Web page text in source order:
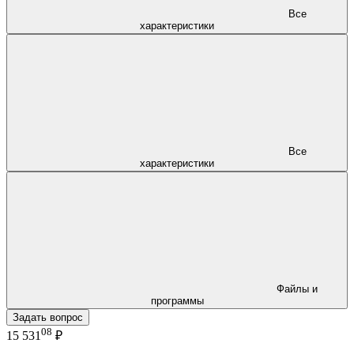
характеристики
характеристики
программы
Задать вопрос
15 531 08 ₽